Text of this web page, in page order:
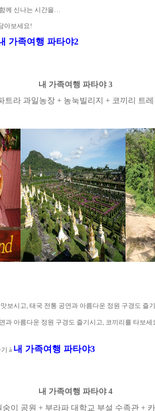
께 신나는 시간을
아보세요 !
가족여행 파타야2
내 가족여행 파타야3
트라 과일농장 + 농눅빌리지 + 코끼리 트레
보시고 태국 전통 공연과 아름다운 정원 구경도 즐
과 아름다운 정원 구경도 즐기시고, 코끼리를 타보세
à 내 가족여행 파타야3
내 가족여행 파타야4
숭이 공원 + 부라파 대학교 부설 수족관+